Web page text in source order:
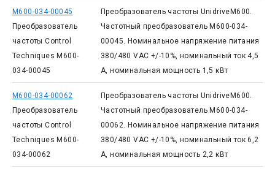
M600-034-00045
Преобразователь
частоты Control
Techniques M600-
034-00045
Преобразователь частоты UnidriveM600.
Частотный преобразователь M600-034-
00045. Номинальное напряжение питания
380/480 VAC +/-10%, номинальный ток 4,5
А, номинальная мощность 1,5 кВт
M600-034-00062
Преобразователь
частоты Control
Techniques M600-
034-00062
Преобразователь частоты UnidriveM600.
Частотный преобразователь M600-034-
00062. Номинальное напряжение питания
380/480 VAC +/-10%, номинальный ток 6,2
А, номинальная мощность 2,2 кВт